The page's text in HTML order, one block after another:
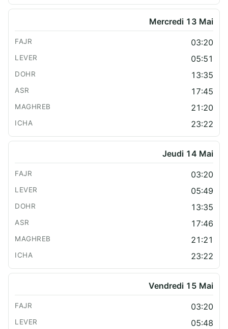
Mercredi 13 Mai
03:20
05:51
13:35
17:45
21:20
23:22
Jeudi 14 Mai
03:20
05:49
13:35
17:46
21:21
23:22
Vendredi 15 Mai
03:20
05:48